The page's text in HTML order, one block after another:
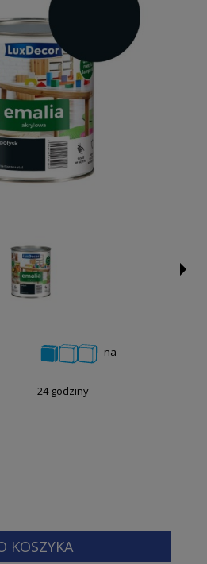
na
24 godziny
KOSZYKA